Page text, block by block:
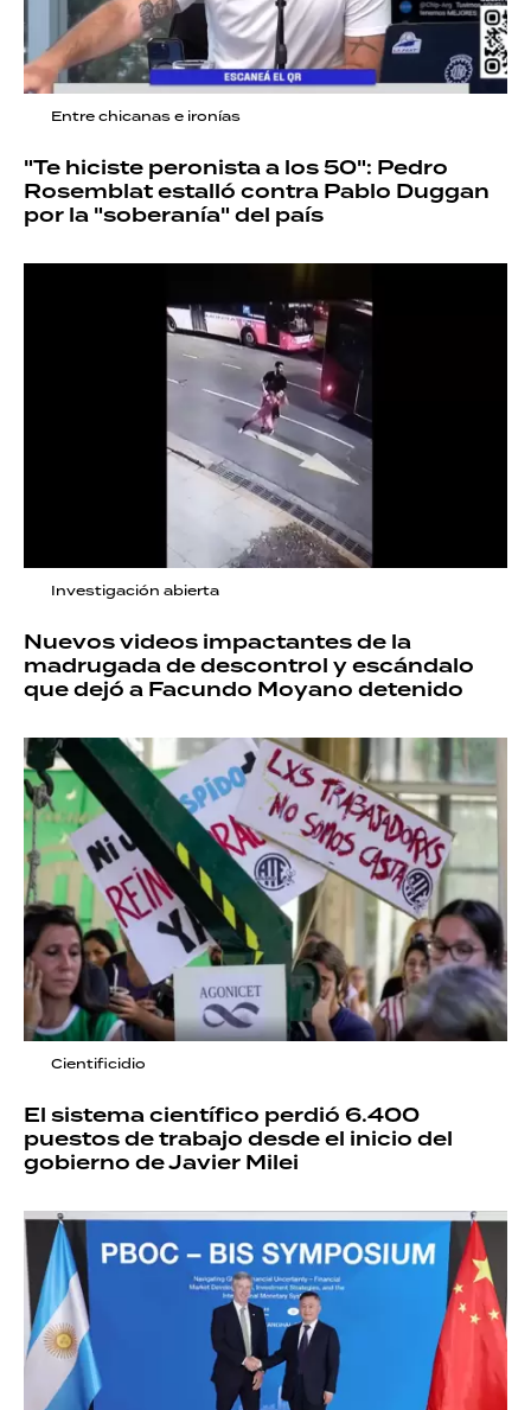
Entre chicanas e ironías
"Te hiciste peronista a los 50": Pedro
Rosemblat estalló contra Pablo Duggan
por la "soberanía" del país
Investigación abierta
Nuevos videos impactantes de la
madrugada de descontrol y escándalo
que dejó a Facundo Moyano detenido
Cientificidio
El sistema científico perdió 6.400
puestos de trabajo desde el inicio del
gobierno de Javier Milei